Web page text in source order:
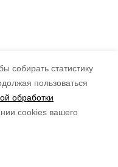
собирать статистику
пользоваться
обработки
cookies вашего